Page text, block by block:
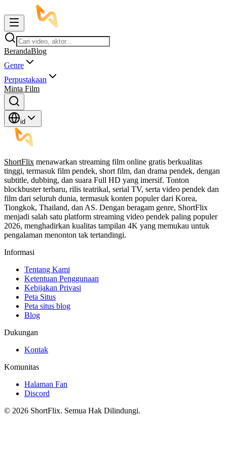
BerandaBlog
Genre
Perpustakaan
Minta Film
id
ShortFlix menawarkan streaming film online gratis berkualitas
tinggi, termasuk film pendek, short film, dan drama pendek, dengan
subtitle, dubbing, dan suara Full HD yang imersif. Tonton
blockbuster terbaru, rilis teatrikal, serial TV, serta video pendek dan
film dari seluruh dunia, termasuk konten populer dari Korea,
Tiongkok, Thailand, dan AS. Dengan beragam genre, ShortFlix
menjadi salah satu platform streaming video pendek paling populer
2026, menghadirkan kualitas tampilan 4K yang memukau untuk
pengalaman menonton tak tertandingi.
Informasi
Tentang Kami
Ketentuan Penggunaan
Kebijakan Privasi
Peta Situs
Peta situs blog
Blog
Dukungan
Kontak
Komunitas
Halaman Fan
Discord
© 2026 ShortFlix. Semua Hak Dilindungi.